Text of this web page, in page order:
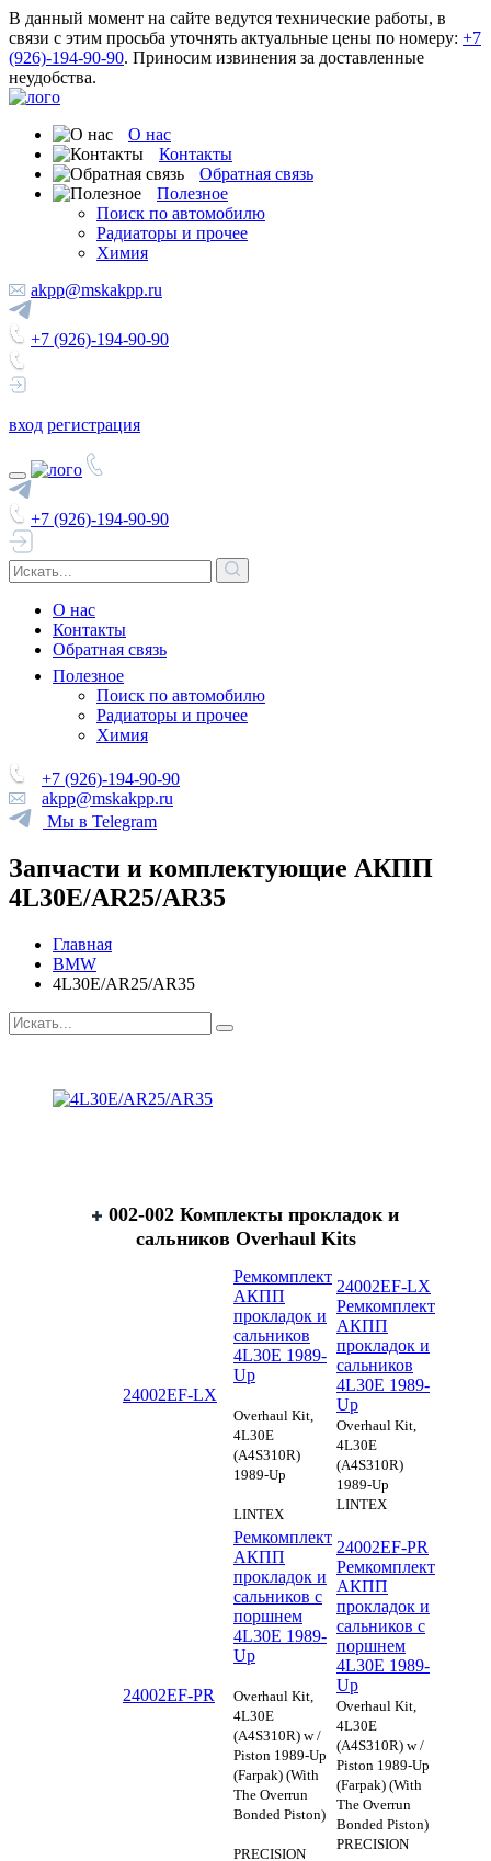
В данный момент на сайте ведутся технические работы, в
связи с этим просьба уточнять актуальные цены по номеру: +7
(926)-194-90-90. Приносим извинения за доставленные
неудобства.
О нас
Контакты
Обратная связь
Полезное
Поиск по автомобилю
Радиаторы и прочее
Химия
akpp@mskakpp.ru
+7 (926)-194-90-90
вход регистрация
+7 (926)-194-90-90
О нас
Контакты
Обратная связь
Полезное
Поиск по автомобилю
Радиаторы и прочее
Химия
+7 (926)-194-90-90
akpp@mskakpp.ru
Мы в Telegram
Запчасти и комплектующие АКПП
4L30E/AR25/AR35
Главная
BMW
4L30E/AR25/AR35
002-002 Комплекты прокладок и
сальников Overhaul Kits
24002EF-LX
Ремкомплект
АКПП
прокладок и
сальников
4L30E 1989-
Up
Overhaul Kit,
4L30E
(A4S310R)
1989-Up
LINTEX
24002EF-LX
Ремкомплект
АКПП
прокладок и
сальников
4L30E 1989-
Up
Overhaul Kit,
4L30E
(A4S310R)
1989-Up
LINTEX
24002EF-PR
Ремкомплект
АКПП
прокладок и
сальников с
поршнем
4L30E 1989-
Up
Overhaul Kit,
4L30E
(A4S310R) w /
Piston 1989-Up
(Farpak) (With
The Overrun
Bonded Piston)
PRECISION
24002EF-PR
Ремкомплект
АКПП
прокладок и
сальников с
поршнем
4L30E 1989-
Up
Overhaul Kit,
4L30E
(A4S310R) w /
Piston 1989-Up
(Farpak) (With
The Overrun
Bonded Piston)
PRECISION